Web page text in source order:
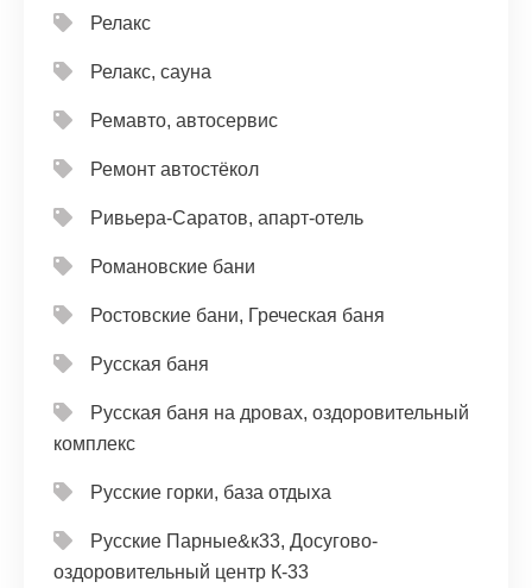
Релакс
Релакс, сауна
Ремавто, автосервис
Ремонт автостёкол
Ривьера-Саратов, апарт-отель
Романовские бани
Ростовские бани, Греческая баня
Русская баня
Русская баня на дровах, оздоровительный
комплекс
Русские горки, база отдыха
Русские Парные&к33, Досугово-
оздоровительный центр К-33